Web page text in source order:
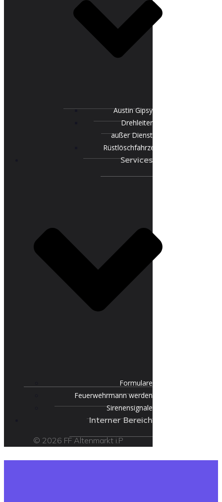
Austin Gipsy
Drehleiter
außer Dienst
Rüstlöschfahrzeug
Services
Formulare
Feuerwehrmann werden
Sirenensignale
Interner Bereich
© 2026 FF Altenmarkt i.P